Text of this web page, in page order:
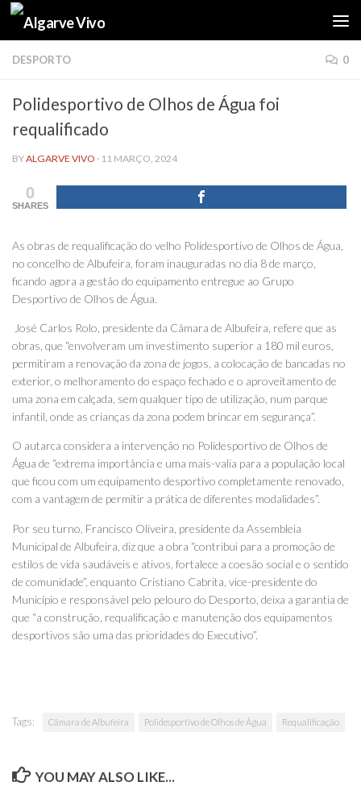
Skip to content
DESPORTO 0
Polidesportivo de Olhos de Água foi
requalificado
BYALGARVE VIVO · 11 MARÇO, 2024
0
SHARES
As obras de requalificação do velho Polidesportivo de Olhos de Água,
no concelho de Albufeira, foram inauguradas no dia 8 de março,
ficando agora a gestão do equipamento entregue ao Grupo
Desportivo de Olhos de Água.
José Carlos Rolo, presidente da Câmara de Albufeira, refere que as
obras, que “envolveram um investimento superior a 180 mil euros,
permitiram a renovação da zona de jogos, a colocação de bancadas no
exterior, o melhoramento do espaço fechado e o aproveitamento de
uma zona em calçada, sem qualquer tipo de utilização, num parque
infantil, onde as crianças da zona podem brincar em segurança”.
O autarca considera a intervenção no Polidesportivo de Olhos de
Água de “extrema importância e uma mais-valia para a população local
que ficou com um equipamento desportivo completamente renovado,
com a vantagem de permitir a prática de diferentes modalidades”.
Por seu turno, Francisco Oliveira, presidente da Assembleia
Municipal de Albufeira, diz que a obra “contribui para a promoção de
estilos de vida saudáveis e ativos, fortalece a coesão social e o sentido
de comunidade”, enquanto Cristiano Cabrita, vice-presidente do
Município e responsável pelo pelouro do Desporto, deixa a garantia de
que “a construção, requalificação e manutenção dos equipamentos
desportivos são uma das prioridades do Executivo”.
Tags: Câmara de Albufeira Polidesportivo de Olhos de Água Requalificação
YOU MAY ALSO LIKE...